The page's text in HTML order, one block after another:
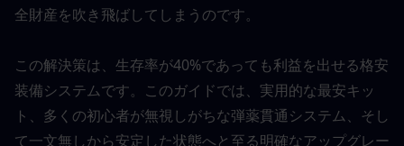
全財産を吹き飛ばしてしまうのです。
この解決策は、生存率が40%であっても利益を出せる格安
装備システムです。このガイドでは、実用的な最安キッ
ト、多くの初心者が無視しがちな弾薬貫通システム、そし
て一文無しから安定した状態へと至る明確なアップグレー